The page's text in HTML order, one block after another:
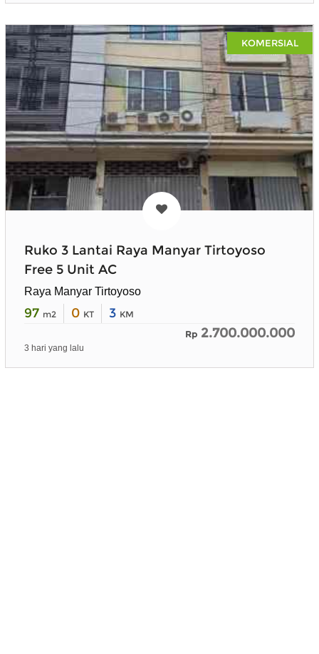
KOMERSIAL
Ruko 3 Lantai Raya Manyar Tirtoyoso
Free 5 Unit AC
Raya Manyar Tirtoyoso
97 m2 0 KT 3 KM
Rp 2.700.000.000
3 hari yang lalu